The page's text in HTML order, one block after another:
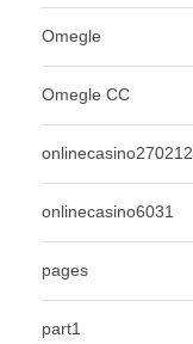
Omegle
Omegle CC
onlinecasino270212
onlinecasino6031
pages
part1